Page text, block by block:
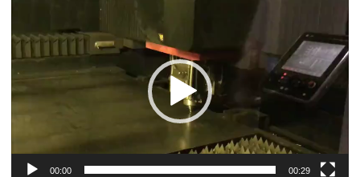
品質管理
プ
レ
ー
ヤ
00:00 00:29